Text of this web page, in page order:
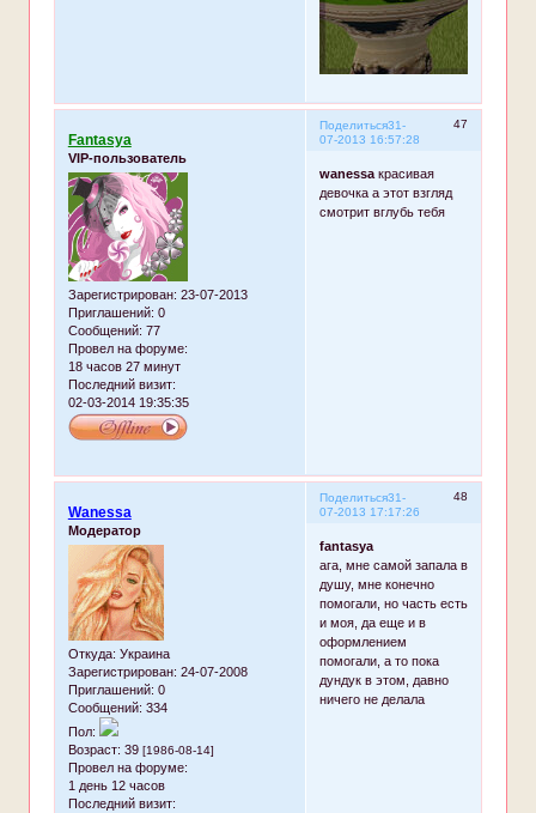
Поделиться 47
31-
07-2013 16:57:28
Fantasya
VIP-пользователь
Зарегистрирован: 23-07-2013
Приглашений: 0
Сообщений: 77
Провел на форуме:
18 часов 27 минут
Последний визит:
02-03-2014 19:35:35
wanessaкрасивая
девочка а этот взгляд
смотрит вглубь тебя
Поделиться 48
31-
07-2013 17:17:26
Wanessa
Модератор
Откуда: Украина
Зарегистрирован: 24-07-2008
Приглашений: 0
Сообщений: 334
Пол:
Возраст: 39 [1986-08-14]
Провел на форуме:
1 день 12 часов
Последний визит:
fantasya
ага, мне самой запала в
душу, мне конечно
помогали, но часть есть
и моя, да еще и в
оформлением
помогали, а то пока
дундук в этом, давно
ничего не делала